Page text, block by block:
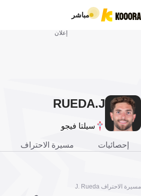
مباشر
إعلان
J.
RUEDA
سيلتا فيجو
إحصائيات مسيرة الاحتراف
مسيرة الاحتراف J. Rueda